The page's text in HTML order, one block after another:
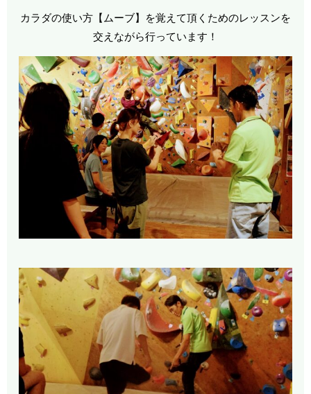
カラダの使い方【ムーブ】を覚えて頂くためのレッスンを
交えながら行っています！